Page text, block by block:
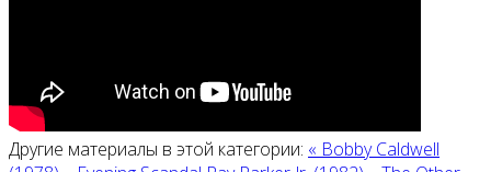
Другие материалы в этой категории: « Bobby Caldwell